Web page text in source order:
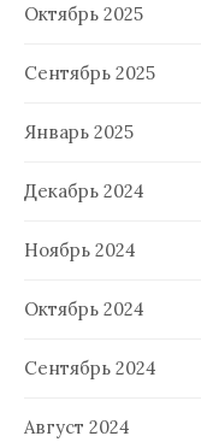
Октябрь 2025
Сентябрь 2025
Январь 2025
Декабрь 2024
Ноябрь 2024
Октябрь 2024
Сентябрь 2024
Август 2024